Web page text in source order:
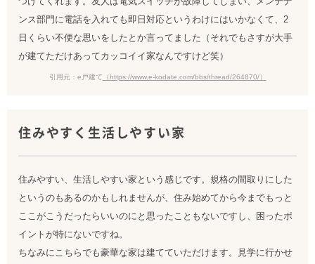
ンス部門に電話を入れても即日対応というわけにはいかなくて、2
日くらい不便な思いをしたとか言ってました（それでもさすが大手
が建てただけあってカッコイイ家なんですけど笑）
引用元：e戸建て （https://www.e-kodate.com/bbs/thread/264870/）
住みやすく生活しやすい家
住みやすい、生活しやすい家という感じです。規格の間取りにした
というのもあるのかもしれませんが、住み始めてから今までもっと
ここがこうだったらいいのにと思ったこともないですし、困ったポ
イントが特にないですね。
ちなみにこちらでも豪華な家は建てていただけます。見学に行かせ